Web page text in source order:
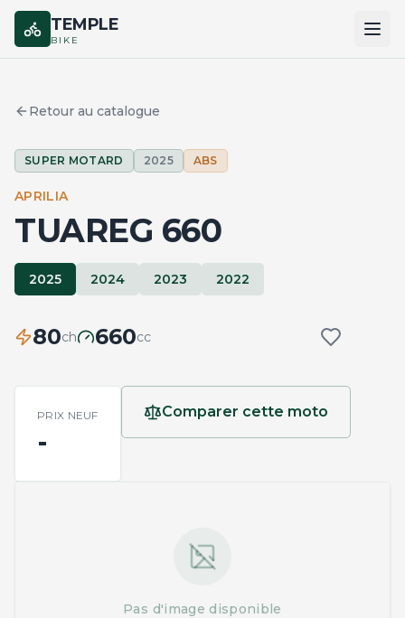
TEMPLE
BIKE
MARQUES
COMPARER
Retour au catalogue
SUPER MOTARD 2025 ABS
APRILIA
TUAREG 660
2025 2024 2023 2022
80ch 660cc
PRIX NEUF
-
Comparer cette moto
Pas d'image disponible